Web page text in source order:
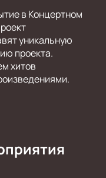
в Концертном
уникальную
проекта.
хитов